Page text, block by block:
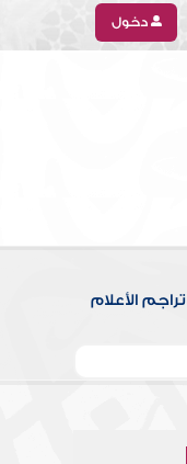
دخول
تراجم الأعلام